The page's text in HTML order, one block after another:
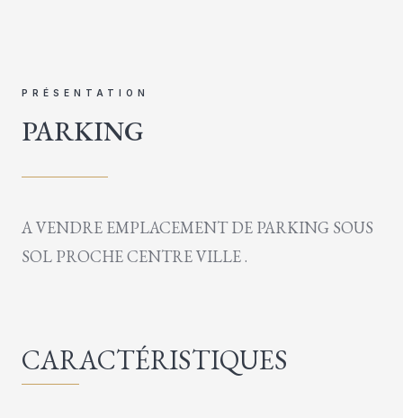
PRÉSENTATION
PARKING
A VENDRE EMPLACEMENT DE PARKING SOUS
SOL PROCHE CENTRE VILLE .
CARACTÉRISTIQUES